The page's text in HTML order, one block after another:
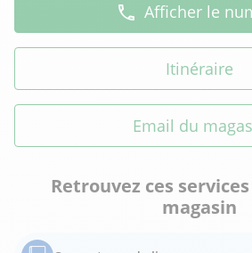
Afficher le
Itinéraire
Email du
Retrouvez ces
magasin